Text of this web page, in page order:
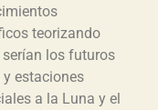
teorizando
los futuros
estaciones
a la Luna y el